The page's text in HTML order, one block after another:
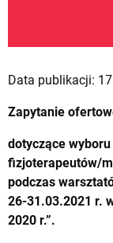
Data publikacji:
Zapytanie
dotyczące
fizjoterapeutów/
podczas
26-31.03.2021 r.
2020 r.”.